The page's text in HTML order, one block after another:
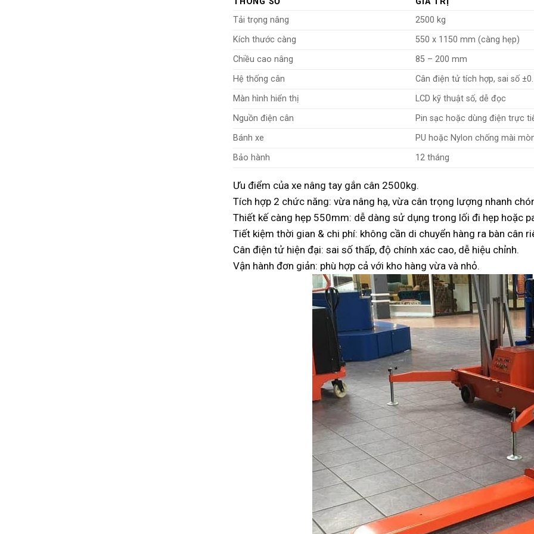
Tải trọng nâng
2500 kg
Kích thước càng
550 x 1150 mm (càng hẹp)
Chiều cao nâng
85 – 200 mm
Hệ thống cân
Cân điện tử tích hợp, sai số
Màn hình hiển thị
LCD kỹ thuật số, dễ đọc
Nguồn điện cân
Pin sạc hoặc dùng điện trực
Bánh xe
PU hoặc Nylon chống mài
Bảo hành
12 tháng
Ưu điểm của xe nâng tay gắn cân 2500kg.
Tích hợp 2 chức năng: vừa nâng hạ, vừa cân trọng lượng nhanh
Thiết kế càng hẹp 550mm: dễ dàng sử dụng trong lối đi hẹp hoặc
Tiết kiệm thời gian & chi phí: không cần di chuyển hàng ra bàn cân
Cân điện tử hiện đại: sai số thấp, độ chính xác cao, dễ hiệu chỉnh.
Vận hành đơn giản: phù hợp cả với kho hàng vừa và nhỏ.